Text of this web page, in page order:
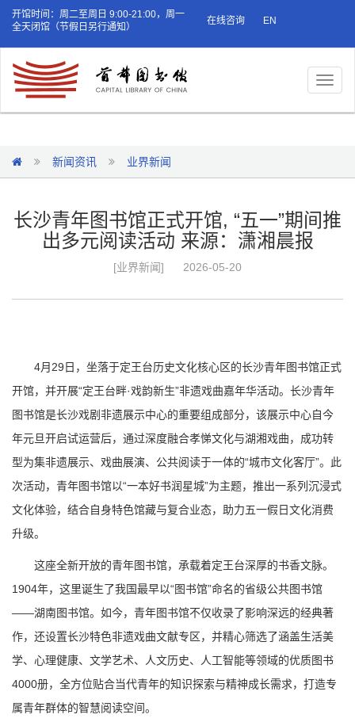
开馆时间：周二至周日 9:00-21:00，周一
全天闭馆（节假日另行通知）
在线咨询 EN
新闻资讯 业界新闻
长沙青年图书馆正式开馆, “五一”期间推
出多元阅读活动 来源：潇湘晨报
[业界新闻] 2026-05-20
4月29日，坐落于定王台历史文化核心区的长沙青年图书馆正式
开馆，并开展“定王台畔·戏韵新生”非遗戏曲嘉年华活动。长沙青年
图书馆是长沙戏剧非遗展示中心的重要组成部分，该展示中心自今
年元旦开启试运营后，通过深度融合孝悌文化与湖湘戏曲，成功转
型为集非遗展示、戏曲展演、公共阅读于一体的“城市文化客厅”。此
次活动，青年图书馆以“一本好书润星城”为主题，推出一系列沉浸式
文化体验，结合自身特色馆藏与复合业态，助力五一假日文化消费
升级。
这座全新开放的青年图书馆，承载着定王台深厚的书香文脉。
1904年，这里诞生了我国最早以“图书馆”命名的省级公共图书馆
——湖南图书馆。如今，青年图书馆不仅收录了影响深远的经典著
作，还设置长沙特色非遗戏曲文献专区，并精心筛选了涵盖生活美
学、心理健康、文学艺术、人文历史、人工智能等领域的优质图书
4000册，全方位贴合当代青年的知识探索与精神成长需求，打造专
属青年群体的智慧阅读空间。